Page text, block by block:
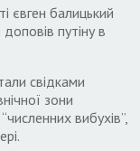
євген балицький
путіну в
свідками
зони
вибухів”,